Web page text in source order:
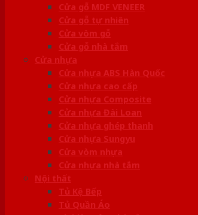
Cửa gỗ MDF VENEER
Cửa gỗ tự nhiên
Cửa vòm gỗ
Cửa gỗ nhà tắm
Cửa nhựa
Cửa nhựa ABS Hàn Quốc
Cửa nhựa cao cấp
Cửa nhựa Composite
Cửa nhựa Đài Loan
Cửa nhựa ghép thanh
Cửa nhựa Sungyu
Cửa vòm nhựa
Cửa nhựa nhà tắm
Nội thất
Tủ Kệ Bếp
Tủ Quần Áo